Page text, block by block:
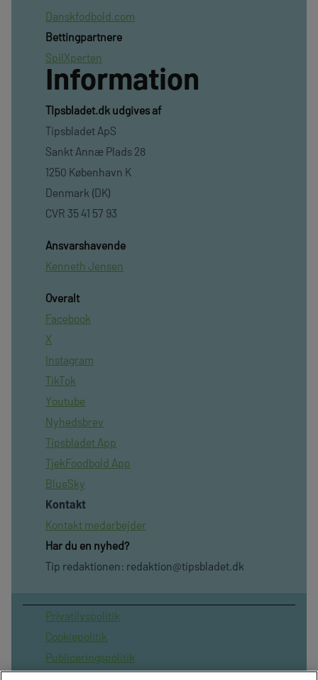
Danskfodbold.com
Bettingpartnere
SpilXperten
Information
TIpsbladet.dk udgives af
Tipsbladet ApS
Sankt Annæ Plads 28
1250 København K
Denmark (DK)
CVR 35 41 57 93
Ansvarshavende
Kenneth Jensen
Overalt
Facebook
X
Instagram
TikTok
Youtube
Nyhedsbrev
Tipsbladet App
TjekFoodbold App
BlueSky
Kontakt
Kontakt medarbejder
Har du en nyhed?
Tip redaktionen: redaktion@tipsbladet.dk
Privatilvspolitik
Cookiepolitik
Publiceringspolitik